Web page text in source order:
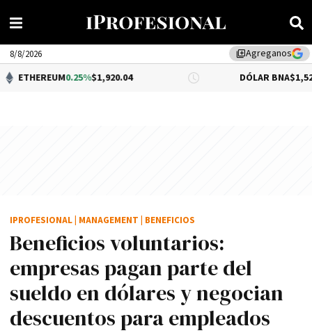
library_addAgreganos
8/8/2026
0.25%$1,920.04 DÓLAR BNA $1,520.00
Beneficios voluntarios:
empresas pagan parte del
sueldo en dólares y negocian
descuentos para empleados
IPROFESIONAL MANAGEMENT BENEFICIOS